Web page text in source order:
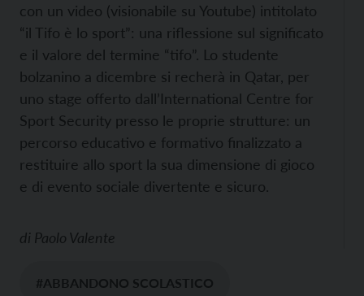
con un video (visionabile su Youtube) intitolato
“il Tifo è lo sport”: una riflessione sul significato
e il valore del termine “tifo”. Lo studente
bolzanino a dicembre si recherà in Qatar, per
uno stage offerto dall’International Centre for
Sport Security presso le proprie strutture: un
percorso educativo e formativo finalizzato a
restituire allo sport la sua dimensione di gioco
e di evento sociale divertente e sicuro.
di Paolo Valente
#ABBANDONO SCOLASTICO